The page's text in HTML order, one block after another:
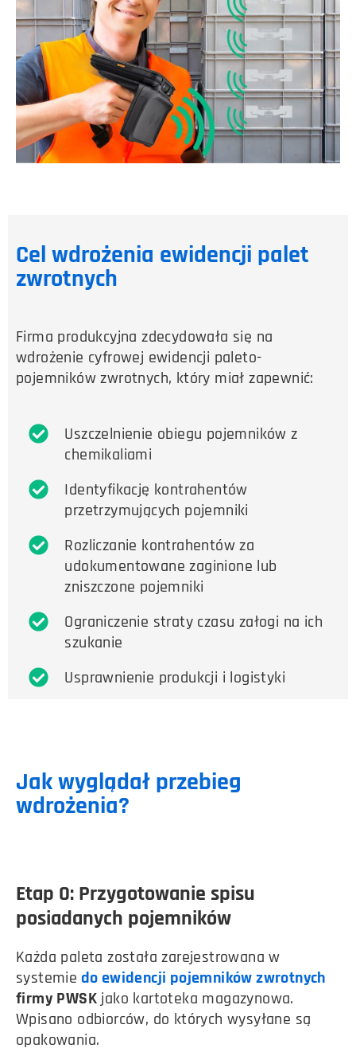
Cel wdrożenia ewidencji palet
zwrotnych
Firma produkcyjna zdecydowała się na
wdrożenie cyfrowej ewidencji paleto-
pojemników zwrotnych, który miał zapewnić:
Uszczelnienie obiegu pojemników z
chemikaliami
Identyfikację kontrahentów
przetrzymujących pojemniki
Rozliczanie kontrahentów za
udokumentowane zaginione lub
zniszczone pojemniki
Ograniczenie straty czasu załogi na ich
szukanie
Usprawnienie produkcji i logistyki
Jak wyglądał przebieg
wdrożenia?
Etap 0: Przygotowanie spisu
posiadanych pojemników
Każda paleta została zarejestrowana w
systemie do ewidencji pojemników zwrotnych
firmy PWSK jako kartoteka magazynowa.
Wpisano odbiorców, do których wysyłane są
opakowania.